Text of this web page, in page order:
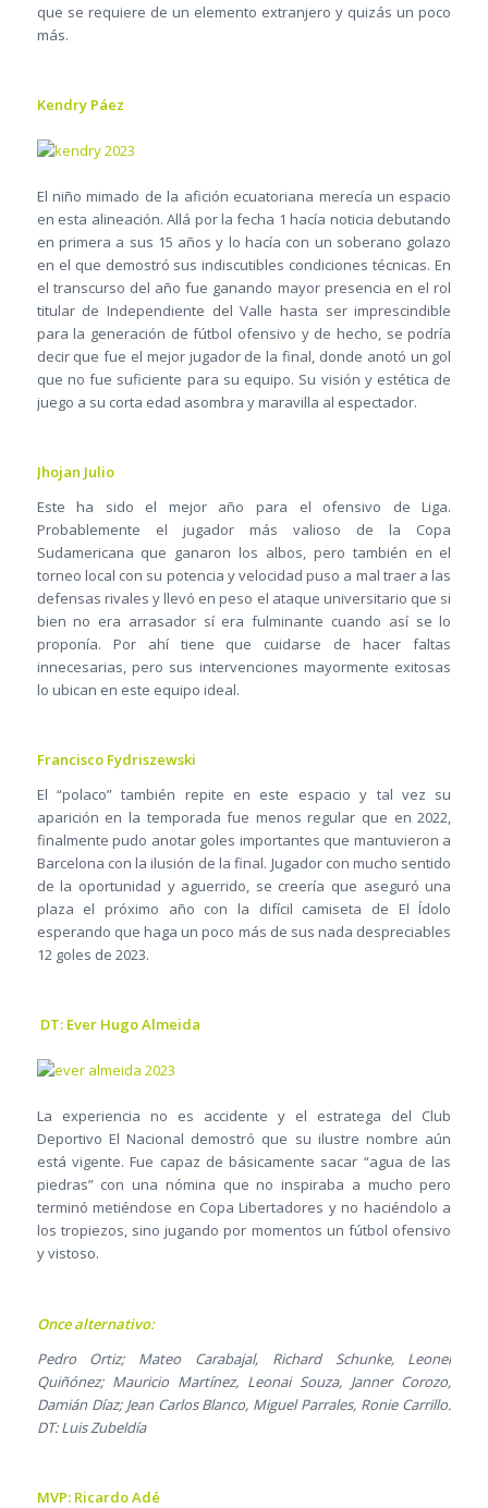
que se requiere de un elemento extranjero y quizás un poco
más.
Kendry Páez
El niño mimado de la afición ecuatoriana merecía un espacio
en esta alineación. Allá por la fecha 1 hacía noticia debutando
en primera a sus 15 años y lo hacía con un soberano golazo
en el que demostró sus indiscutibles condiciones técnicas. En
el transcurso del año fue ganando mayor presencia en el rol
titular de Independiente del Valle hasta ser imprescindible
para la generación de fútbol ofensivo y de hecho, se podría
decir que fue el mejor jugador de la final, donde anotó un gol
que no fue suficiente para su equipo. Su visión y estética de
juego a su corta edad asombra y maravilla al espectador.
Jhojan Julio
Este ha sido el mejor año para el ofensivo de Liga.
Probablemente el jugador más valioso de la Copa
Sudamericana que ganaron los albos, pero también en el
torneo local con su potencia y velocidad puso a mal traer a las
defensas rivales y llevó en peso el ataque universitario que si
bien no era arrasador sí era fulminante cuando así se lo
proponía. Por ahí tiene que cuidarse de hacer faltas
innecesarias, pero sus intervenciones mayormente exitosas
lo ubican en este equipo ideal.
Francisco Fydriszewski
El “polaco” también repite en este espacio y tal vez su
aparición en la temporada fue menos regular que en 2022,
finalmente pudo anotar goles importantes que mantuvieron a
Barcelona con la ilusión de la final. Jugador con mucho sentido
de la oportunidad y aguerrido, se creería que aseguró una
plaza el próximo año con la difícil camiseta de El Ídolo
esperando que haga un poco más de sus nada despreciables
12 goles de 2023.
DT: Ever Hugo Almeida
La experiencia no es accidente y el estratega del Club
Deportivo El Nacional demostró que su ilustre nombre aún
está vigente. Fue capaz de básicamente sacar “agua de las
piedras” con una nómina que no inspiraba a mucho pero
terminó metiéndose en Copa Libertadores y no haciéndolo a
los tropiezos, sino jugando por momentos un fútbol ofensivo
y vistoso.
Once alternativo:
Pedro Ortiz; Mateo Carabajal, Richard Schunke, Leonel
Quiñónez; Mauricio Martínez, Leonai Souza, Janner Corozo,
Damián Díaz; Jean Carlos Blanco, Miguel Parrales, Ronie Carrillo.
DT: Luis Zubeldía
MVP: Ricardo Adé